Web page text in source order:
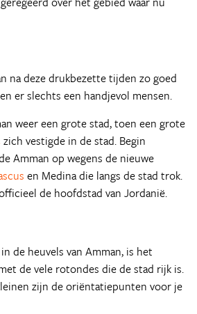
na deze drukbezette tijden zo goed
er slechts een handjevol mensen.
weer een grote stad, toen een grote
zich vestigde in de stad. Begin
Amman op wegens de nieuwe
en Medina die langs de stad trok.
de hoofdstad van Jordanië.
de heuvels van Amman, is het
de vele rotondes die de stad rijk is.
zijn de oriëntatiepunten voor je